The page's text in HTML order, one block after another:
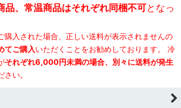
ト
品、常温商品はそれぞれ同梱不可となっ
購入された場合、正しい送料が表示されませんの
てご購入いただくことをお勧めしております。 冷
それぞれ6,000円未満の場合、別々に送料が発生
い。